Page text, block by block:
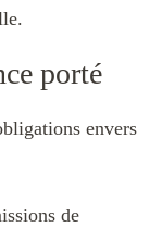
porté
envers
de